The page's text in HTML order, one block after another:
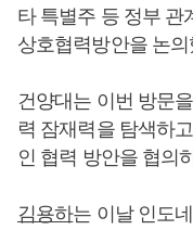
타 특별주 등 정부 관
상호협력방안을 논의
건양대는 이번 방문
력 잠재력을 탐색하
인 협력 방안을 협의
김용하는 이날 인도